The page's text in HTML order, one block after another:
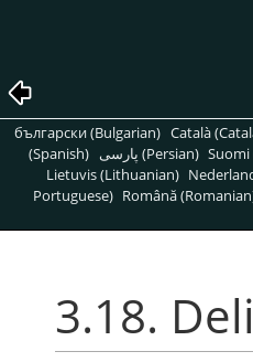
български (Bulgarian) Català
(Spanish)
پارسی (Persian) Suomi
Lietuvis (Lithuanian)
Portuguese) Română
3.18.